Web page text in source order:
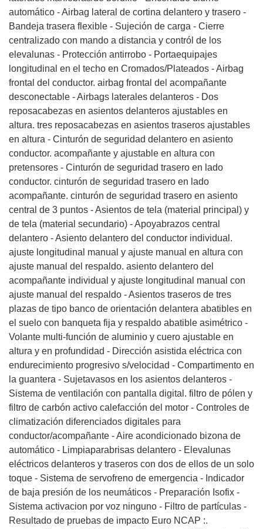
automático - Airbag lateral de cortina delantero y trasero -
Bandeja trasera flexible - Sujeción de carga - Cierre
centralizado con mando a distancia y contról de los
elevalunas - Protección antirrobo - Portaequipajes
longitudinal en el techo en Cromados/Plateados - Airbag
frontal del conductor. airbag frontal del acompañante
desconectable - Airbags laterales delanteros - Dos
reposacabezas en asientos delanteros ajustables en
altura. tres reposacabezas en asientos traseros ajustables
en altura - Cinturón de seguridad delantero en asiento
conductor. acompañante y ajustable en altura con
pretensores - Cinturón de seguridad trasero en lado
conductor. cinturón de seguridad trasero en lado
acompañante. cinturón de seguridad trasero en asiento
central de 3 puntos - Asientos de tela (material principal) y
de tela (material secundario) - Apoyabrazos central
delantero - Asiento delantero del conductor individual.
ajuste longitudinal manual y ajuste manual en altura con
ajuste manual del respaldo. asiento delantero del
acompañante individual y ajuste longitudinal manual con
ajuste manual del respaldo - Asientos traseros de tres
plazas de tipo banco de orientación delantera abatibles en
el suelo con banqueta fija y respaldo abatible asimétrico -
Volante multi-función de aluminio y cuero ajustable en
altura y en profundidad - Dirección asistida eléctrica con
endurecimiento progresivo s/velocidad - Compartimento en
la guantera - Sujetavasos en los asientos delanteros -
Sistema de ventilación con pantalla digital. filtro de pólen y
filtro de carbón activo calefacción del motor - Controles de
climatización diferenciados digitales para
conductor/acompañante - Aire acondicionado bizona de
automático - Limpiaparabrisas delantero - Elevalunas
eléctricos delanteros y traseros con dos de ellos de un solo
toque - Sistema de servofreno de emergencia - Indicador
de baja presión de los neumáticos - Preparación Isofix -
Sistema activacion por voz ninguno - Filtro de partículas -
Resultado de pruebas de impacto Euro NCAP :.